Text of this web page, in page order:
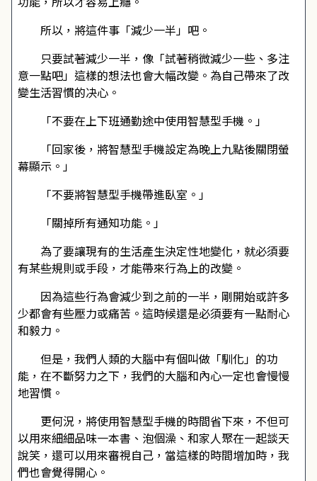
所以，將這件事「減少一半」吧。
只要試著減少一半，像「試著稍微減少一些、多注
意一點吧」這樣的想法也會大幅改變。為自己帶來了改
變生活習慣的决心。
「不要在上下班通勤途中使用智慧型手機。」
「回家後，將智慧型手機設定為晚上九點後關閉螢
幕顯示。」
「不要將智慧型手機帶進臥室。」
「關掉所有通知功能。」
為了要讓現有的生活產生決定性地變化，就必須要
有某些規則或手段，才能帶來行為上的改變。
因為這些行為會減少到之前的一半，剛開始或許多
少都會有些壓力或痛苦。這時候還是必須要有一點耐心
和毅力。
但是，我們人類的大腦中有個叫做「馴化」的功
能，在不斷努力之下，我們的大腦和內心一定也會慢慢
地習慣。
更何況，將使用智慧型手機的時間省下來，不但可
以用來細細品味一本書、泡個澡、和家人聚在一起談天
說笑，還可以用來審視自己，當這樣的時間增加時，我
們也會覺得開心。